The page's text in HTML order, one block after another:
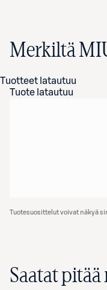
Merkiltä
Tuotteet latautuu
Tuote latautuu
Tuotesuosittelut voivat näkyä
Saatat pitää